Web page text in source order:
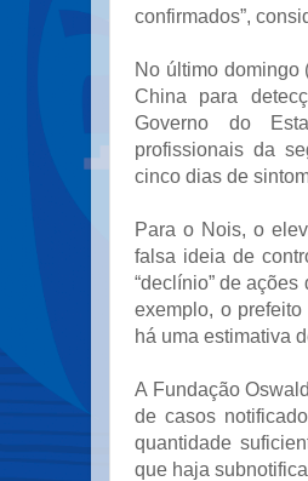
confirmados”,
No último domingo
China para
Governo do
profissionais da
cinco dias de
Para o Nois, o
falsa ideia de
“declínio” de
exemplo, o
há uma estimativa
A Fundação
de casos
quantidade
que haja